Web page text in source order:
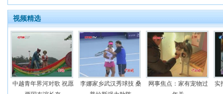
视频精选
中越青年界河对歌 祝愿
李娜家乡武汉秀球技 桑
网事焦点：家有宠物过
实